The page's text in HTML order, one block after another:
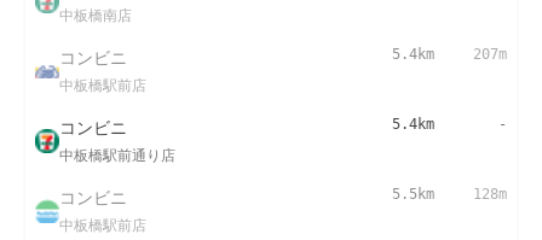
中板橋南店
コンビニ
中板橋駅前店
5.4km 207m
コンビニ
中板橋駅前通り店
5.4km -
コンビニ
中板橋駅前店
5.5km 128m